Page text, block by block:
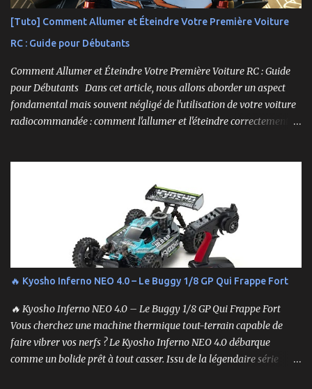
[Tuto] Comment Allumer et Éteindre Votre Première Voiture
RC : Guide pour Débutants
Comment Allumer et Éteindre Votre Première Voiture RC : Guide
pour Débutants Dans cet article, nous allons aborder un aspect
fondamental mais souvent négligé de l'utilisation de votre voiture
radiocommandée : comment l'allumer et l'éteindre correctement.
🔥 Kyosho Inferno NEO 4.0 – Le Buggy 1/8 GP Qui Frappe Fort
🔥 Kyosho Inferno NEO 4.0 – Le Buggy 1/8 GP Qui Frappe Fort
Vous cherchez une machine thermique tout-terrain capable de
faire vibrer vos nerfs ? Le Kyosho Inferno NEO 4.0 débarque
comme un bolide prêt à tout casser. Issu de la légendaire série